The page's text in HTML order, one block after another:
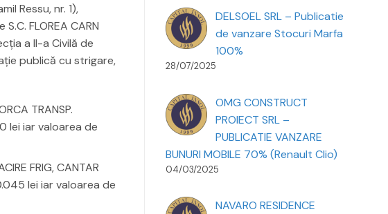
Ressu, nr. 1),
FLOREA CARN
a II-a Civilă de
publică cu strigare,
TRANSP.
lei iar valoarea de
FRIG, CANTAR
lei iar valoarea de
DELSOEL SRL – Publicatie
de vanzare Stocuri Marfa
100%
28/07/2025
OMG CONSTRUCT
PROIECT SRL –
PUBLICATIE VANZARE
BUNURI MOBILE 70% (Renault Clio)
04/03/2025
NAVARO RESIDENCE